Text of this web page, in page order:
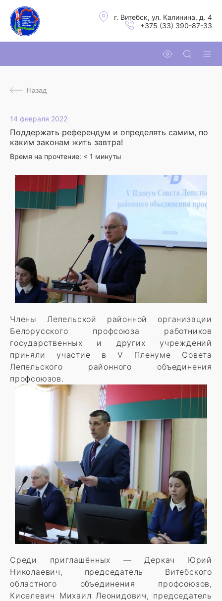
г. Витебск, ул. Калинина, д. 4
+375 (33) 390-87-33
Назад
14 февраля 2022
Поддержать референдум и определять самим, по
каким законам жить завтра!
Время на прочтение: < 1 минуты
Члены Лепельской районной организации
Белорусского профсоюза работников
государственных и других учреждений
приняли участие в V Пленуме Совета
Лепельского районного объединения
профсоюзов.
Среди приглашённых — Деркач Юрий
Николаевич, председатель Витебского
областного объединения профсоюзов,
Киселевич Михаил Леонидович, председатель